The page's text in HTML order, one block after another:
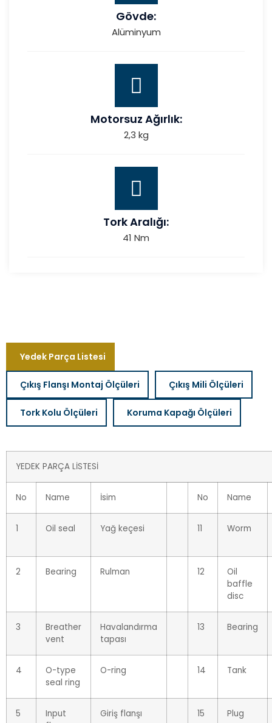
Gövde:
Alüminyum
Motorsuz Ağırlık:
2,3 kg
Tork Aralığı:
41 Nm
Yedek Parça Listesi
Çıkış Flanşı Montaj Ölçüleri Çıkış Mili Ölçüleri
Tork Kolu Ölçüleri Koruma Kapağı Ölçüleri
YEDEK PARÇA LİSTESİ
No Name İsim No Name
1 Oil seal Yağ keçesi 11 Worm
2 Bearing Rulman 12
Oil
baffle
disc
3
Breather
vent
Havalandırma
tapası
13 Bearing
4
O-type
seal ring
O-ring 14 Tank
5
Input
Giriş flanşı 15
Plug